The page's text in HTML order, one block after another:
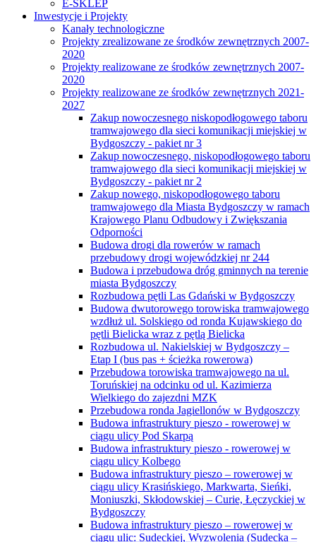
E-SKLEP
Inwestycje i Projekty
Kanały technologiczne
Projekty zrealizowane ze środków zewnętrznych 2007-
2020
Projekty realizowane ze środków zewnętrznych 2007-
2020
Projekty realizowane ze środków zewnętrznych 2021-
2027
Zakup nowoczesnego niskopodłogowego taboru
tramwajowego dla sieci komunikacji miejskiej w
Bydgoszczy - pakiet nr 3
Zakup nowoczesnego, niskopodłogowego taboru
tramwajowego dla sieci komunikacji miejskiej w
Bydgoszczy - pakiet nr 2
Zakup nowego, niskopodłogowego taboru
tramwajowego dla Miasta Bydgoszczy w ramach
Krajowego Planu Odbudowy i Zwiększania
Odporności
Budowa drogi dla rowerów w ramach
przebudowy drogi wojewódzkiej nr 244
Budowa i przebudowa dróg gminnych na terenie
miasta Bydgoszczy
Rozbudowa pętli Las Gdański w Bydgoszczy
Budowa dwutorowego torowiska tramwajowego
wzdłuż ul. Solskiego od ronda Kujawskiego do
pętli Bielicka wraz z pętlą Bielicka
Rozbudowa ul. Nakielskiej w Bydgoszczy –
Etap I (bus pas + ścieżka rowerowa)
Przebudowa torowiska tramwajowego na ul.
Toruńskiej na odcinku od ul. Kazimierza
Wielkiego do zajezdni MZK
Przebudowa ronda Jagiellonów w Bydgoszczy
Budowa infrastruktury pieszo - rowerowej w
ciągu ulicy Pod Skarpą
Budowa infrastruktury pieszo - rowerowej w
ciągu ulicy Kolbego
Budowa infrastruktury pieszo – rowerowej w
ciągu ulicy Krasińskiego, Markwarta, Sieńki,
Moniuszki, Skłodowskiej – Curie, Łęczyckiej w
Bydgoszczy
Budowa infrastruktury pieszo – rowerowej w
ciągu ulic: Sudeckiej, Wyzwolenia (Sudecka –